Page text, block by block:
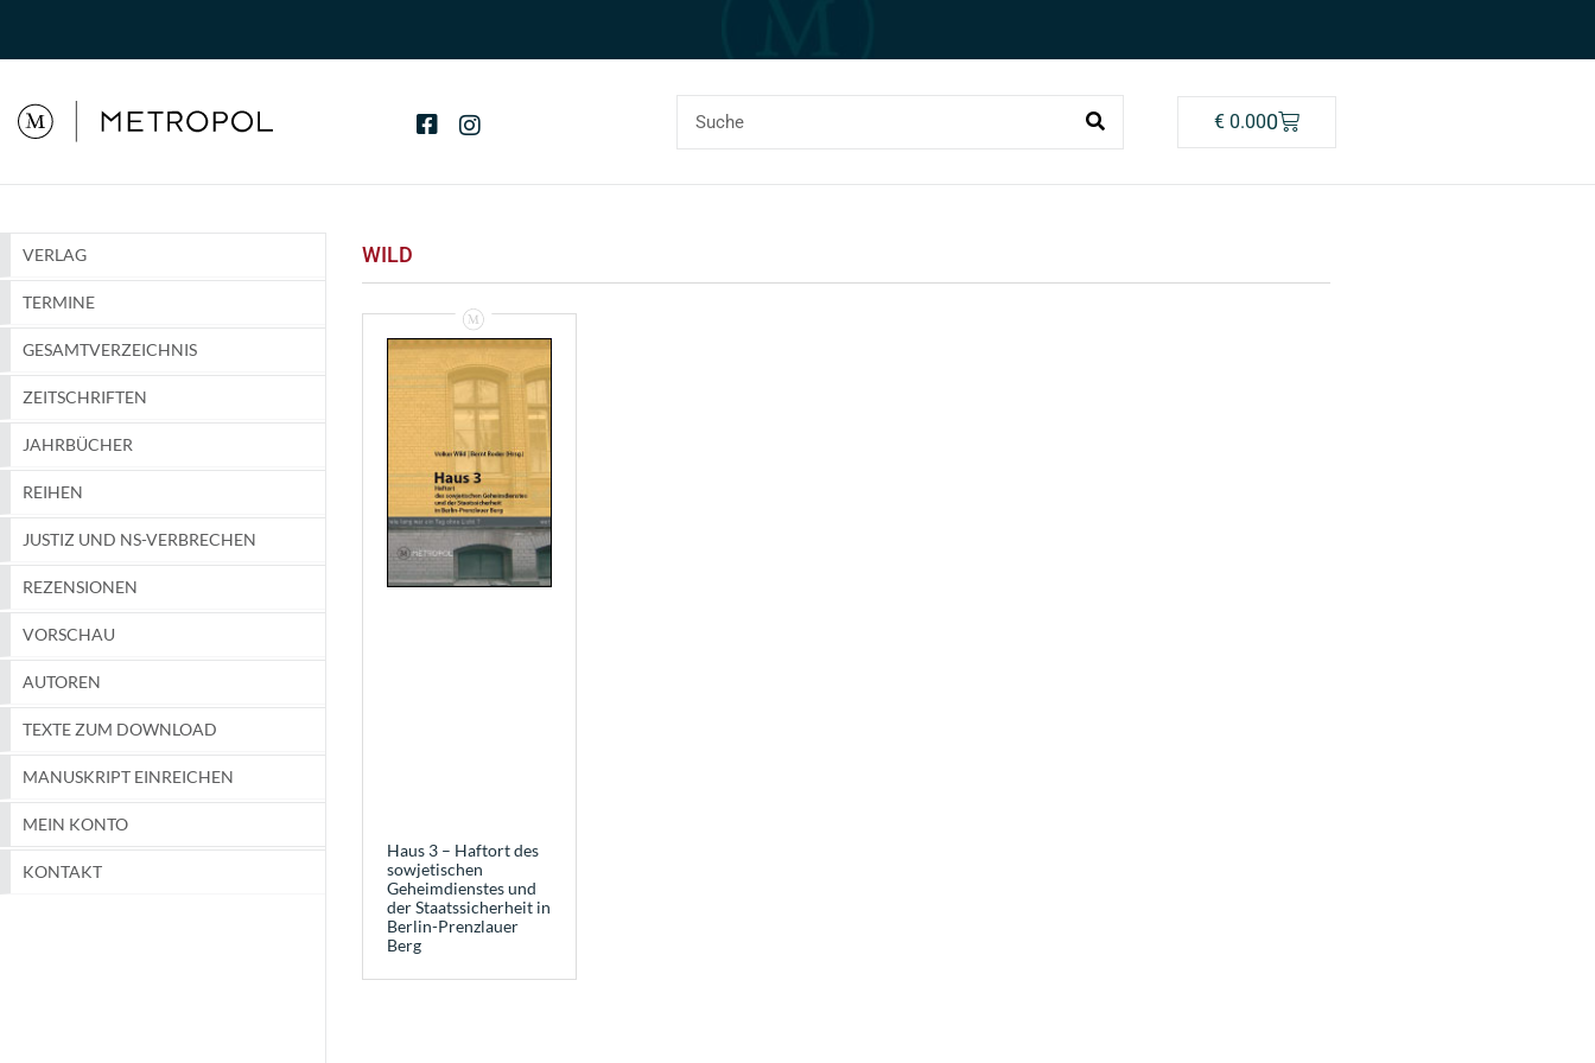
€0.000
VERLAG
TERMINE
GESAMTVERZEICHNIS
ZEITSCHRIFTEN
JAHRBÜCHER
REIHEN
JUSTIZ UND NS-VERBRECHEN
REZENSIONEN
VORSCHAU
AUTOREN
TEXTE ZUM DOWNLOAD
MANUSKRIPT EINREICHEN
MEIN KONTO
KONTAKT
WILD
Haus 3 – Haftort des
sowjetischen
Geheimdienstes und
der Staatssicherheit in
Berlin-Prenzlauer
Berg